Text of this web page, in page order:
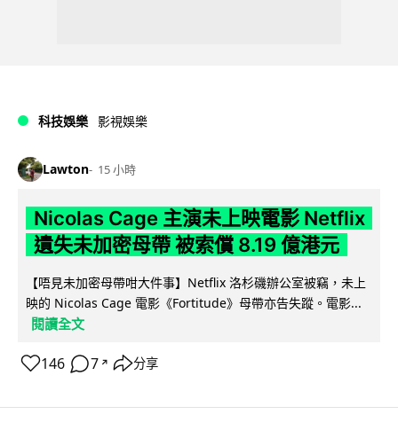
科技娛樂 影視娛樂
Lawton 15 小時
Nicolas Cage 主演未上映電影 Netflix
遺失未加密母帶 被索償 8.19 億港元
【唔見未加密母帶咁大件事】Netflix 洛杉磯辦公室被竊，未上
映的 Nicolas Cage 電影《Fortitude》母帶亦告失蹤。電影...
閱讀全文
146 7 ↗ 分享